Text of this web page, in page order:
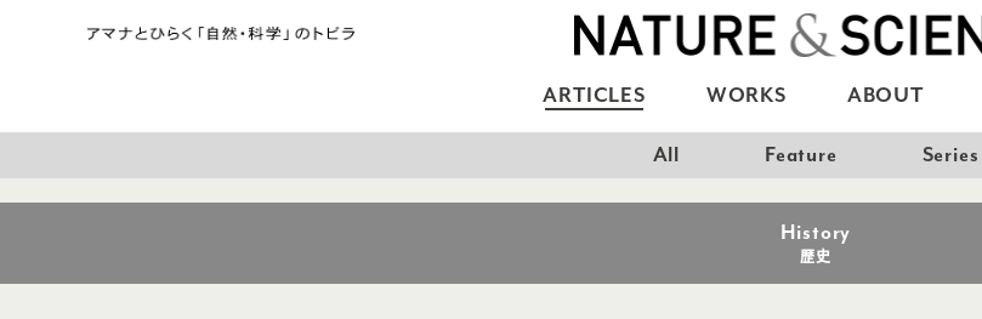
ARTICLES
All Feature Series
WORKS ABOUT
History
歴史